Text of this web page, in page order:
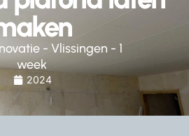
- Vlissingen - 1
week
2024